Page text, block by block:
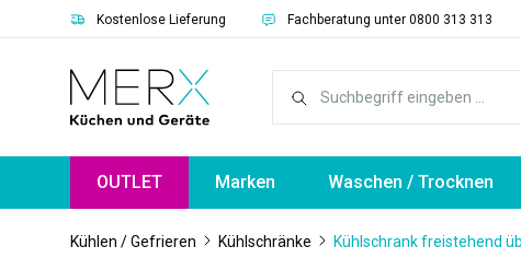
Zur Hauptnavigation springen
Kostenlose Lieferung Fachberatung unter 0800 313 313
OUTLET Marken Waschen / Trocknen
Kühlen / Gefrieren Kühlschränke Kühlschrank freistehend